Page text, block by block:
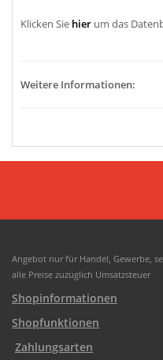
Klicken Sie hier um das
Weitere Informationen:
Angebot nur für Handel, Gewerbe,
alle Preise zuzüglich Umsatzsteuer
Shopinformationen
Shopfunktionen
Zahlungsarten